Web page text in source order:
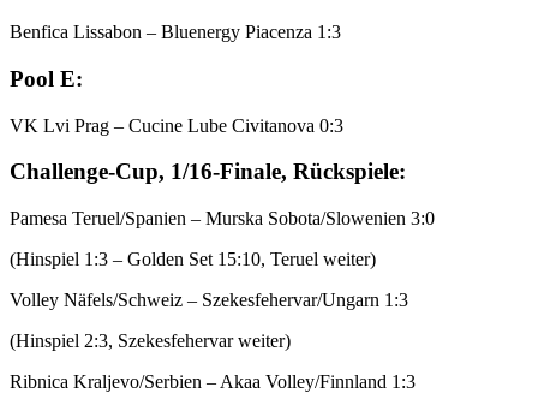
Benfica Lissabon – Bluenergy Piacenza 1:3
Pool E:
VK Lvi Prag – Cucine Lube Civitanova 0:3
Challenge-Cup, 1/16-Finale, Rückspiele:
Pamesa Teruel/Spanien – Murska Sobota/Slowenien 3:0
(Hinspiel 1:3 – Golden Set 15:10, Teruel weiter)
Volley Näfels/Schweiz – Szekesfehervar/Ungarn 1:3
(Hinspiel 2:3, Szekesfehervar weiter)
Ribnica Kraljevo/Serbien – Akaa Volley/Finnland 1:3